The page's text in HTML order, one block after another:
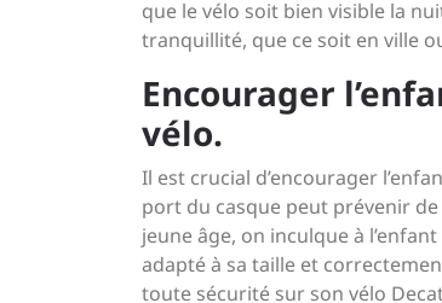
que le vélo soit bien visible la
tranquillité, que ce soit en ville
Encourager
vélo.
Il est crucial d’encourager
port du casque peut prévenir
jeune âge, on inculque à
adapté à sa taille et
toute sécurité sur son vélo